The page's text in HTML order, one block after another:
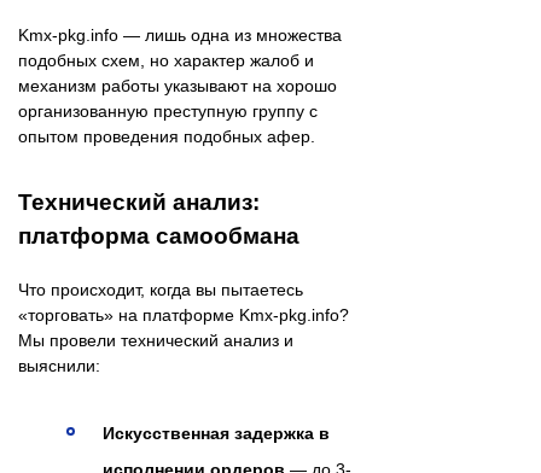
Kmx-pkg.info — лишь одна из множества
подобных схем, но характер жалоб и
механизм работы указывают на хорошо
организованную преступную группу с
опытом проведения подобных афер.
Технический анализ:
платформа самообмана
Что происходит, когда вы пытаетесь
«торговать» на платформе Kmx-pkg.info?
Мы провели технический анализ и
выяснили:
Искусственная задержка в